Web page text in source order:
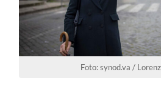
Foto: synod.va /